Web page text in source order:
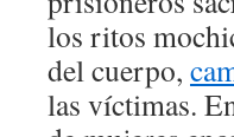
los ritos
del cuerpo,
las víctimas.